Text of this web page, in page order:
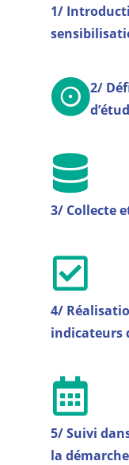
1/
2/
3/ Collecte
4/
indicateurs
5/ Suivi
la démarche